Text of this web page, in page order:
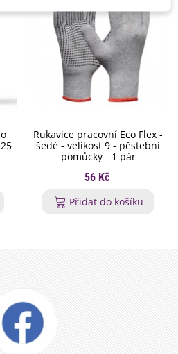
Rukavice pracovní Eco Flex -
šedé - velikost 9 - pěstební
pomůcky - 1 pár
56 Kč
Přidat do košíku